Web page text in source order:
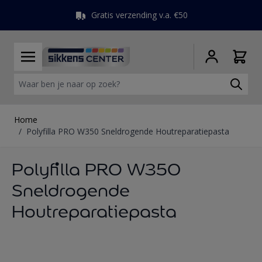
Gratis verzending v.a. €50
Waar ben je naar op zoek?
Home
/ Polyfilla PRO W350 Sneldrogende Houtreparatiepasta
Polyfilla PRO W350
Sneldrogende
Houtreparatiepasta